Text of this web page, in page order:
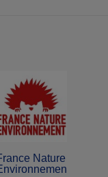
Nature